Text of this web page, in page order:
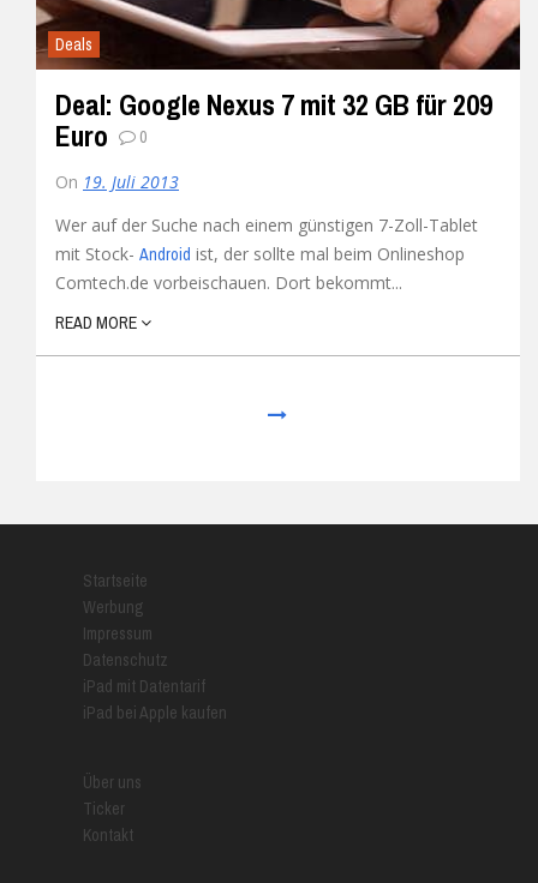
Deals
Deal: Google Nexus 7 mit 32 GB für 209
Euro
0
On 19. Juli 2013
Wer auf der Suche nach einem günstigen 7-Zoll-Tablet
mit Stock- Android ist, der sollte mal beim Onlineshop
Comtech.de vorbeischauen. Dort bekommt...
READ MORE
Startseite
Werbung
Impressum
Datenschutz
iPad mit Datentarif
iPad bei Apple kaufen
Über uns
Ticker
Kontakt